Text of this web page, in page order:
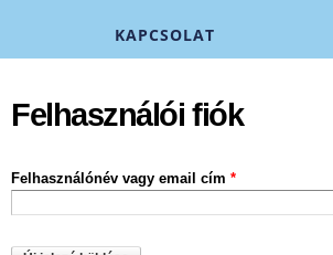
KAPCSOLAT
Felhasználói fiók
Felhasználónév vagy email cím *